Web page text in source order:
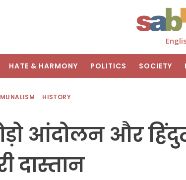
HATE & HARMONY POLITICS SOCIETY
HISTORY
आंदोलन और
दास्तान